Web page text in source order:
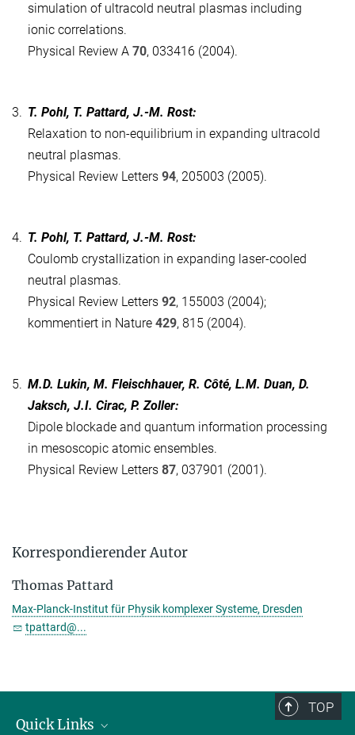
simulation of ultracold neutral plasmas including
ionic correlations.
Physical Review A 70, 033416 (2004).
3. T. Pohl, T. Pattard, J.-M. Rost:
Relaxation to non-equilibrium in expanding ultracold
neutral plasmas.
Physical Review Letters 94, 205003 (2005).
4. T. Pohl, T. Pattard, J.-M. Rost:
Coulomb crystallization in expanding laser-cooled
neutral plasmas.
Physical Review Letters 92, 155003 (2004);
kommentiert in Nature 429, 815 (2004).
5. M.D. Lukin, M. Fleischhauer, R. Côté, L.M. Duan, D.
Jaksch, J.I. Cirac, P. Zoller:
Dipole blockade and quantum information processing
in mesoscopic atomic ensembles.
Physical Review Letters 87, 037901 (2001).
Korrespondierender Autor
Thomas Pattard
Max-Planck-Institut für Physik komplexer Systeme, Dresden
tpattard@...
TOP
Quick Links